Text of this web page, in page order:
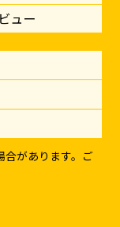
ュー
があります。ご